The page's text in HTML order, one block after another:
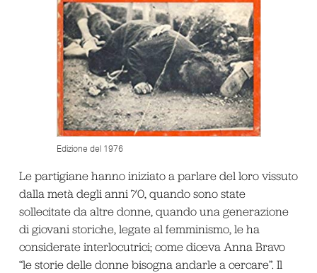
Edizione del 1976
Le partigiane hanno iniziato a parlare del loro vissuto
dalla metà degli anni 70, quando sono state
sollecitate da altre donne, quando una generazione
di giovani storiche, legate al femminismo, le ha
considerate interlocutrici; come diceva Anna Bravo
“le storie delle donne bisogna andarle a cercare”. Il